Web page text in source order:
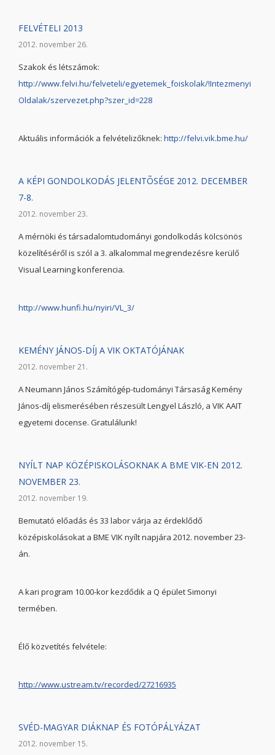
FELVÉTELI 2013
2012. november 26.
Szakok és létszámok:
http://www.felvi.hu/felveteli/egyetemek_foiskolak/!Intezmenyi
Oldalak/szervezet.php?szer_id=228
Aktuális információk a felvételizőknek: http://felvi.vik.bme.hu/
A KÉPI GONDOLKODÁS JELENTÕSÉGE 2012. DECEMBER
7-8.
2012. november 23.
A mérnöki és társadalomtudományi gondolkodás kölcsönös
közelítéséről is szól a 3. alkalommal megrendezésre kerülő
Visual Learning konferencia.
http://www.hunfi.hu/nyiri/VL_3/
KEMÉNY JÁNOS-DÍJ A VIK OKTATÓJÁNAK
2012. november 21.
A Neumann János Számítógép-tudományi Társaság Kemény
János-díj elismerésében részesült Lengyel László, a VIK AAIT
egyetemi docense. Gratulálunk!
NYÍLT NAP KÖZÉPISKOLÁSOKNAK A BME VIK-EN 2012.
NOVEMBER 23.
2012. november 19.
Bemutató előadás és 33 labor várja az érdeklődő
középiskolásokat a BME VIK nyílt napjára 2012. november 23-
án.
A kari program 10.00-kor kezdődik a Q épület Simonyi
termében.
Élő közvetítés felvétele:
http://www.ustream.tv/recorded/27216935
SVÉD-MAGYAR DIÁKNAP ÉS FOTÓPÁLYÁZAT
2012. november 15.